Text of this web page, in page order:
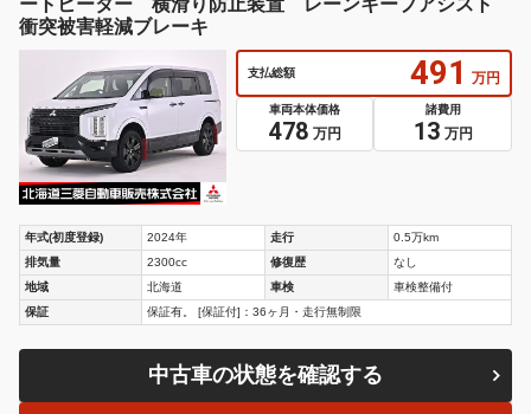
ートヒーター 横滑り防止装置 レーンキープアシスト
衝突被害軽減ブレーキ
支払総額 491 万円
車両本体価格
478 万円
諸費用
13 万円
年式(初度登録) 2024年 走行
0.5万km
排気量
2300cc 修復歴
なし
地域
北海道 車検
車検整備付
保証
保証有。 [保証付]：36ヶ月・走行無制限
中古車の状態を確認する